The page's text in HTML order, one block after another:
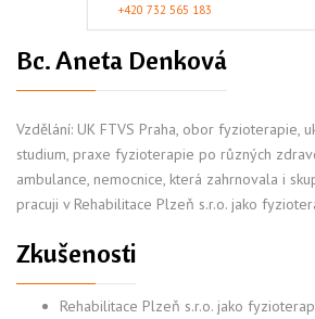
+420 732 565 183
Bc. Aneta Denková
Vzdělání: UK FTVS Praha, obor fyzioterapie,
studium, praxe fyzioterapie po různých
ambulance, nemocnice, která zahrnovala i
pracuji v Rehabilitace Plzeň s.r.o. jako
Zkušenosti
Rehabilitace Plzeň s.r.o. jako